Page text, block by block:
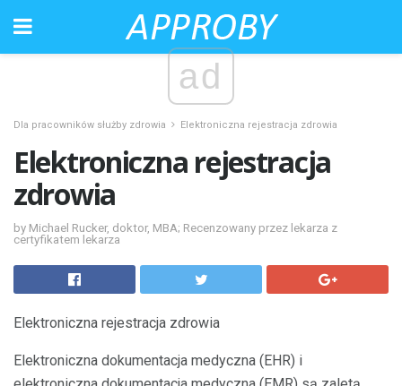
ad
Dla pracowników służby zdrowia Elektroniczna rejestracja zdrowia
Elektroniczna rejestracja
zdrowia
by Michael Rucker, doktor, MBA; Recenzowany przez lekarza z
certyfikatem lekarza
Elektroniczna rejestracja zdrowia
Elektroniczna dokumentacja medyczna (EHR) i